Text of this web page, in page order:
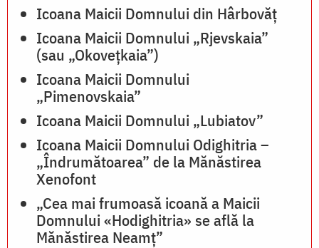
Icoana Maicii Domnului din Hârbovăț
Icoana Maicii Domnului „Rjevskaia”
(sau „Okovețkaia”)
Icoana Maicii Domnului
„Pimenovskaia”
Icoana Maicii Domnului „Lubiatov”
Icoana Maicii Domnului Odighitria –
„Îndrumătoarea” de la Mănăstirea
Xenofont
„Cea mai frumoasă icoană a Maicii
Domnului «Hodighitria» se află la
Mănăstirea Neamț”